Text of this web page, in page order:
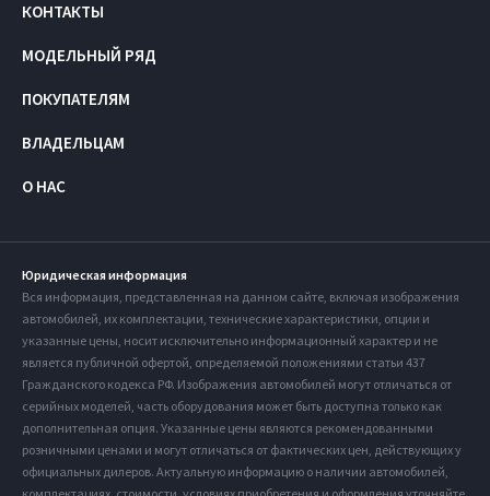
КОНТАКТЫ
МОДЕЛЬНЫЙ РЯД
ПОКУПАТЕЛЯМ
ВЛАДЕЛЬЦАМ
О НАС
Юридическая информация
Вся информация, представленная на данном сайте, включая изображения
автомобилей, их комплектации, технические характеристики, опции и
указанные цены, носит исключительно информационный характер и не
является публичной офертой, определяемой положениями статьи 437
Гражданского кодекса РФ. Изображения автомобилей могут отличаться от
серийных моделей, часть оборудования может быть доступна только как
дополнительная опция. Указанные цены являются рекомендованными
розничными ценами и могут отличаться от фактических цен, действующих у
официальных дилеров. Актуальную информацию о наличии автомобилей,